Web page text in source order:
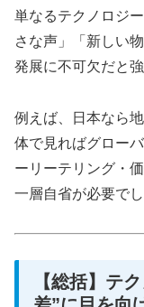
単なるテクノロジ
さな声」「新しい
発展に不可欠だと強
例えば、日本なら
体で見ればグロー
ーリーテリング・
一層自省が必要でし
【総括】テ